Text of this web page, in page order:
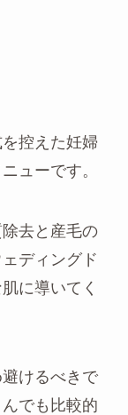
控えた妊婦
ューです。
去と産毛の
ディングド
に導いてく
けるべきで
でも比較的